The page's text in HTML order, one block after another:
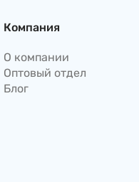
Компания
О компании
Оптовый отдел
Блог